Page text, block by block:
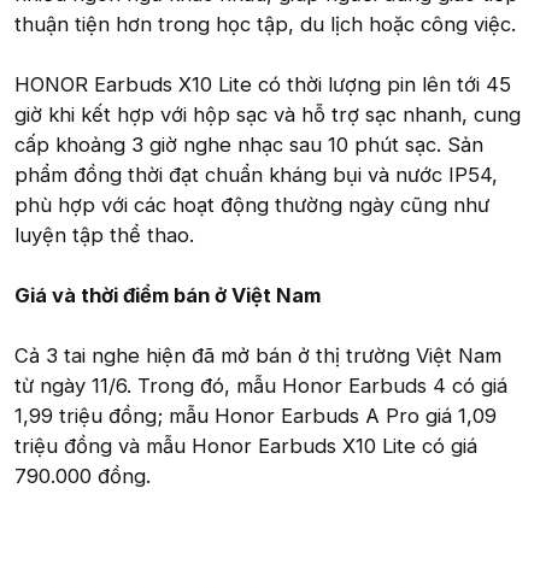
thuận tiện hơn trong học tập, du lịch hoặc công việc.
HONOR Earbuds X10 Lite có thời lượng pin lên tới 45
giờ khi kết hợp với hộp sạc và hỗ trợ sạc nhanh, cung
cấp khoảng 3 giờ nghe nhạc sau 10 phút sạc. Sản
phẩm đồng thời đạt chuẩn kháng bụi và nước IP54,
phù hợp với các hoạt động thường ngày cũng như
luyện tập thể thao.
Giá và thời điểm bán ở Việt Nam
Cả 3 tai nghe hiện đã mở bán ở thị trường Việt Nam
từ ngày 11/6. Trong đó, mẫu Honor Earbuds 4 có giá
1,99 triệu đồng; mẫu Honor Earbuds A Pro giá 1,09
triệu đồng và mẫu Honor Earbuds X10 Lite có giá
790.000 đồng.